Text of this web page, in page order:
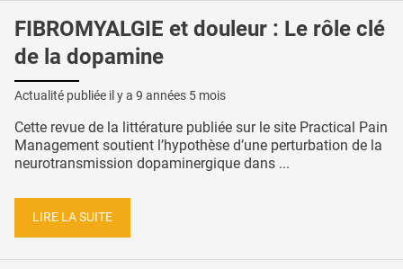
FIBROMYALGIE et douleur : Le rôle clé
de la dopamine
Actualité publiée il y a 9 années 5 mois
Cette revue de la littérature publiée sur le site Practical Pain
Management soutient l’hypothèse d’une perturbation de la
neurotransmission dopaminergique dans ...
LIRE LA SUITE